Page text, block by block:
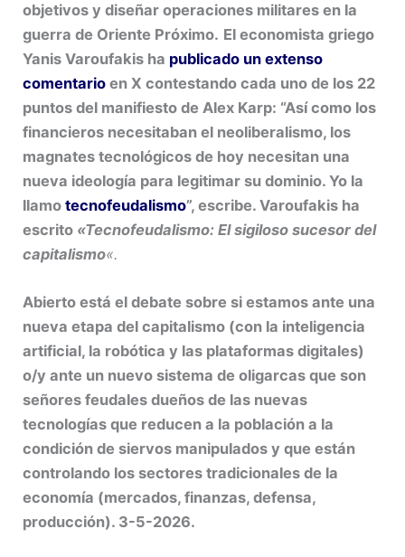
objetivos y diseñar operaciones militares en la
guerra de Oriente Próximo. El economista griego
Yanis Varoufakis ha publicado un extenso
comentario en X contestando cada uno de los 22
puntos del manifiesto de Alex Karp: “Así como los
financieros necesitaban el neoliberalismo, los
magnates tecnológicos de hoy necesitan una
nueva ideología para legitimar su dominio. Yo la
llamotecnofeudalismo”, escribe. Varoufakis ha
escrito «Tecnofeudalismo: El sigiloso sucesor del
capitalismo«.
Abierto está el debate sobre si estamos ante una
nueva etapa del capitalismo (con la inteligencia
artificial, la robótica y las plataformas digitales)
o/y ante un nuevo sistema de oligarcas que son
señores feudales dueños de las nuevas
tecnologías que reducen a la población a la
condición de siervos manipulados y que están
controlando los sectores tradicionales de la
economía (mercados, finanzas, defensa,
producción). 3-5-2026.